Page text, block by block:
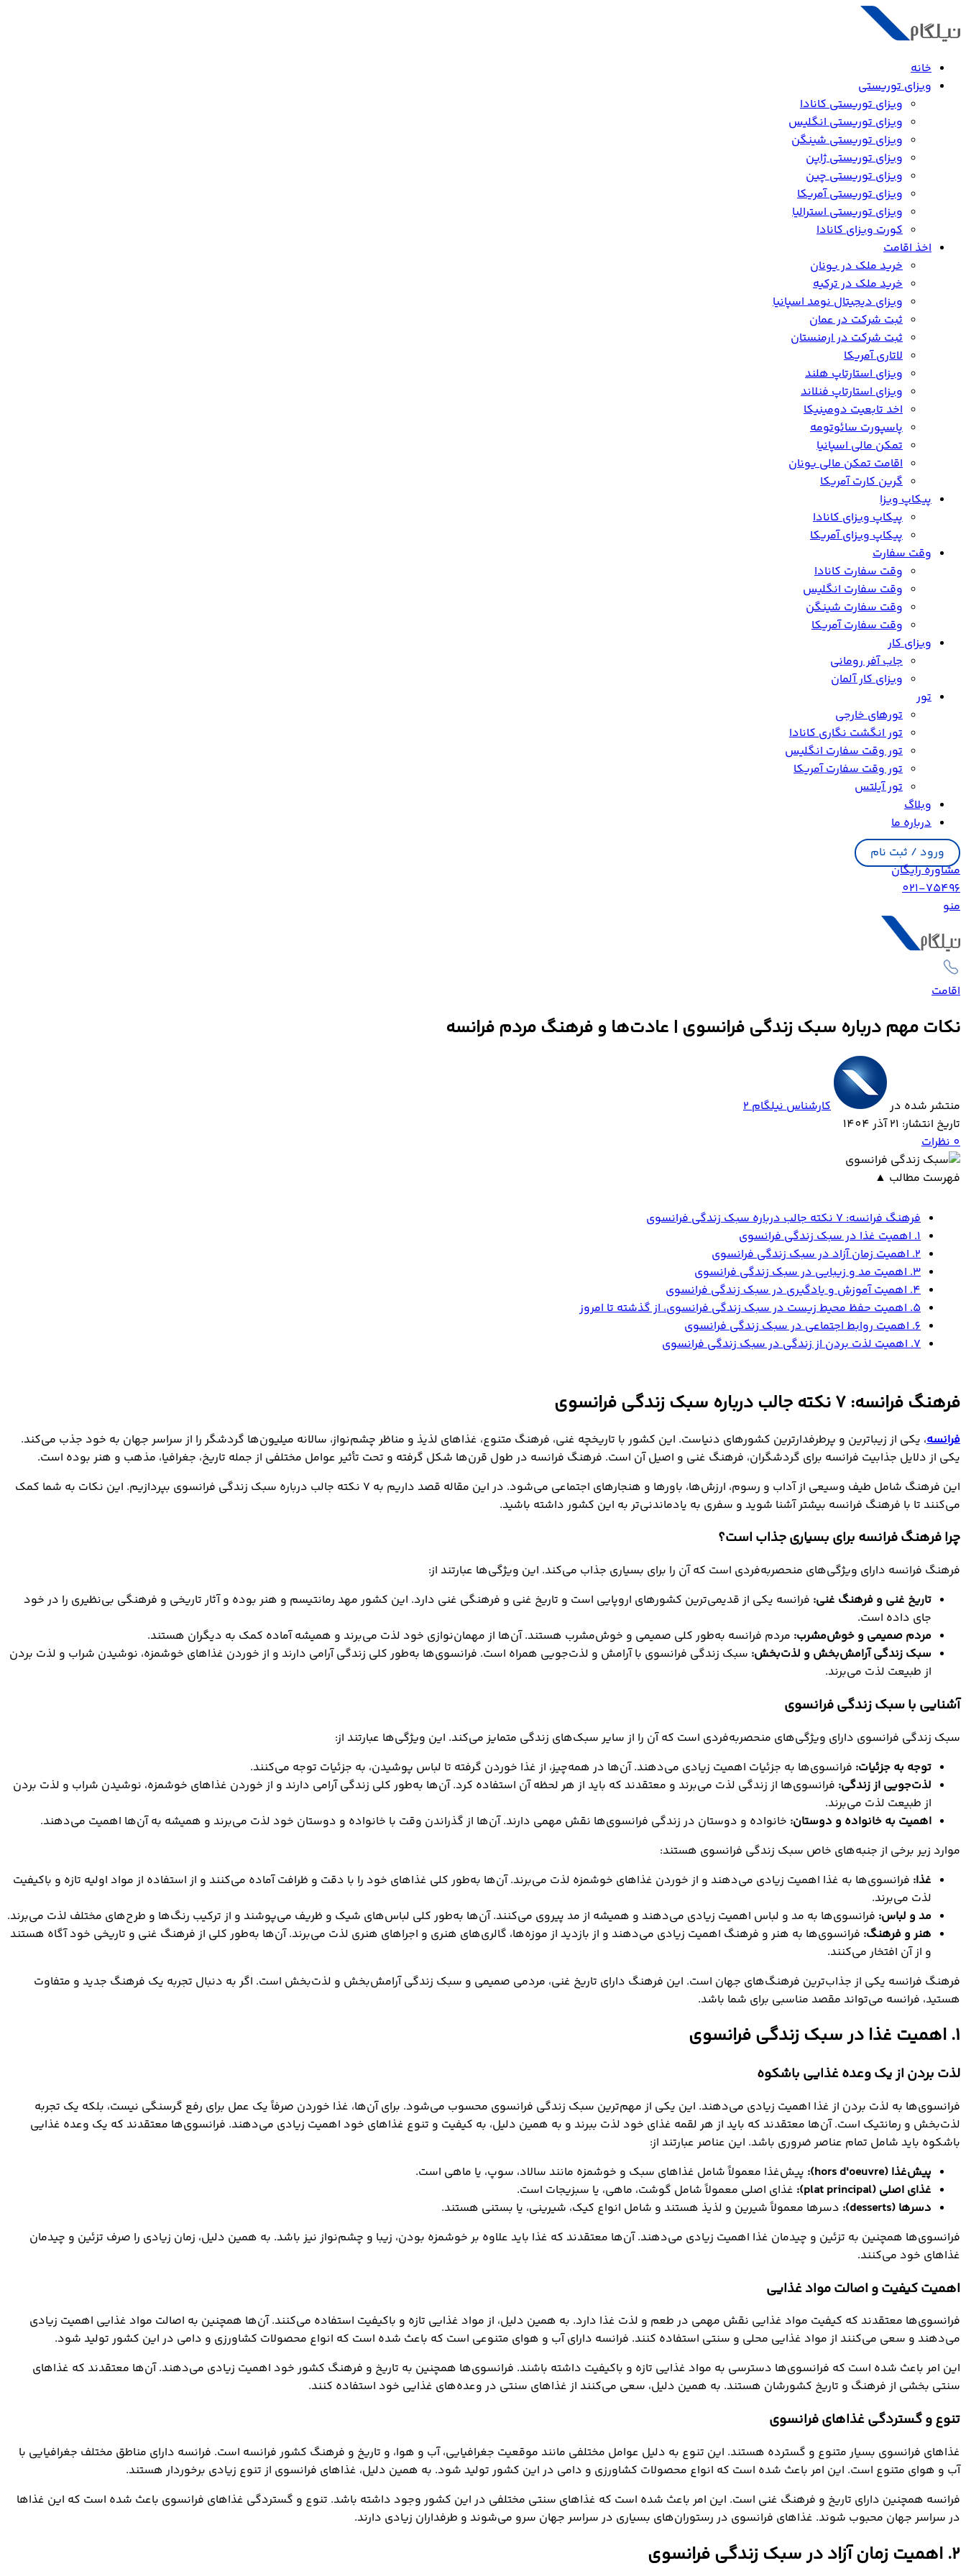
خانه
ویزای توریستی
ویزای توریستی کانادا
ویزای توریستی انگلیس
ویزای توریستی شینگن
ویزای توریستی ژاپن
ویزای توریستی چین
ویزای توریستی آمریکا
ویزای توریستی استرالیا
کورت ویزای کانادا
اخذ اقامت
خرید ملک در یونان
خرید ملک در ترکیه
ویزای دیجیتال نومد اسپانیا
ثبت شرکت در عمان
ثبت شرکت در ارمنستان
لاتاری آمریکا
ویزای استارتاپ هلند
ویزای استارتاپ فنلاند
اخد تابعیت دومینیکا
پاسپورت سائوتومه
تمکن مالی اسپانیا
اقامت تمکن مالی یونان
گرین کارت آمریکا
پیکاپ ویزا
پیکاپ ویزای کانادا
پیکاپ ویزای آمریکا
وقت سفارت
وقت سفارت کانادا
وقت سفارت انگلیس
وقت سفارت شینگن
وقت سفارت آمریکا
ویزای کار
جاب آفر رومانی
ویزای کار آلمان
تور
تورهای خارجی
تور انگشت نگاری کانادا
تور وقت سفارت انگلیس
تور وقت سفارت آمریکا
تور آیلتس
وبلاگ
درباره ما
ورود / ثبت نام
مشاوره رایگان
021-75496
منو
اقامت
نکات مهم درباره سبک زندگی فرانسوی | عادت‌ها و فرهنگ مردم فرانسه
منتشر شده در
کارشناس نیلگام 2
تاریخ انتشار: 21 آذر 1404
0نظرات
فهرست مطالب ▲
‌‌‌‌‌فرهنگ فرانسه: 7 نکته جالب درباره سبک زندگی فرانسوی
1. اهمیت غذا در سبک زندگی فرانسوی
2. اهمیت زمان آزاد در سبک زندگی فرانسوی
3. اهمیت مد و زیبایی در سبک زندگی فرانسوی
4. اهمیت آموزش و یادگیری در سبک زندگی فرانسوی
5. اهمیت حفظ محیط زیست در سبک زندگی فرانسوی، از گذشته تا امروز
6. اهمیت روابط اجتماعی در سبک زندگی فرانسوی
7. اهمیت لذت بردن از زندگی در سبک زندگی فرانسوی
‌‌‌‌‌فرهنگ فرانسه: 7 نکته جالب درباره سبک زندگی فرانسوی
فرانسه، یکی از زیباترین و پرطرفدارترین کشورهای دنیاست. این کشور با تاریخچه غنی، فرهنگ متنوع، غذاهای لذیذ و مناظر چشم‌نواز، سالانه میلیون‌ها گردشگر را از سراسر جهان به خود جذب می‌کند.
یکی از دلایل جذابیت فرانسه برای گردشگران، فرهنگ غنی و اصیل آن است. فرهنگ فرانسه در طول قرن‌ها شکل گرفته و تحت تأثیر عوامل مختلفی از جمله تاریخ، جغرافیا، مذهب و هنر بوده است.
این فرهنگ شامل طیف وسیعی از آداب و رسوم، ارزش‌ها، باورها و هنجارهای اجتماعی می‌شود. در این مقاله قصد داریم به 7 نکته جالب درباره سبک زندگی فرانسوی بپردازیم. این نکات به شما کمک
می‌کنند تا با فرهنگ فرانسه بیشتر آشنا شوید و سفری به یادماندنی‌تر به این کشور داشته باشید.
چرا فرهنگ فرانسه برای بسیاری جذاب است؟
فرهنگ فرانسه دارای ویژگی‌های منحصربه‌فردی است که آن را برای بسیاری جذاب می‌کند. این ویژگی‌ها عبارتند از:
تاریخ غنی و فرهنگ غنی: فرانسه یکی از قدیمی‌ترین کشورهای اروپایی است و تاریخ غنی و فرهنگی غنی دارد. این کشور مهد رمانتیسم و هنر بوده و آثار تاریخی و فرهنگی بی‌نظیری را در خود
جای داده است.
مردم صمیمی و خوش‌مشرب: مردم فرانسه به‌طور کلی صمیمی و خوش‌مشرب هستند. آن‌ها از مهمان‌نوازی خود لذت می‌برند و همیشه آماده کمک به دیگران هستند.
سبک زندگی آرامش‌بخش و لذت‌بخش: سبک زندگی فرانسوی با آرامش و لذت‌جویی همراه است. فرانسوی‌ها به‌طور کلی زندگی آرامی دارند و از خوردن غذاهای خوشمزه، نوشیدن شراب و لذت بردن
از طبیعت لذت می‌برند.
آشنایی با سبک زندگی فرانسوی
سبک زندگی فرانسوی دارای ویژگی‌های منحصربه‌فردی است که آن را از سایر سبک‌های زندگی متمایز می‌کند. این ویژگی‌ها عبارتند از:
توجه به جزئیات: فرانسوی‌ها به جزئیات اهمیت زیادی می‌دهند. آن‌ها در همه‌چیز، از غذا خوردن گرفته تا لباس پوشیدن، به جزئیات توجه می‌کنند.
لذت‌جویی از زندگی: فرانسوی‌ها از زندگی لذت می‌برند و معتقدند که باید از هر لحظه آن استفاده کرد. آن‌ها به‌طور کلی زندگی آرامی دارند و از خوردن غذاهای خوشمزه، نوشیدن شراب و لذت بردن
از طبیعت لذت می‌برند.
اهمیت به خانواده و دوستان: خانواده و دوستان در زندگی فرانسوی‌ها نقش مهمی دارند. آن‌ها از گذراندن وقت با خانواده و دوستان خود لذت می‌برند و همیشه به آن‌ها اهمیت می‌دهند.
موارد زیر برخی از جنبه‌های خاص سبک زندگی فرانسوی هستند:
غذا: فرانسوی‌ها به غذا اهمیت زیادی می‌دهند و از خوردن غذاهای خوشمزه لذت می‌برند. آن‌ها به‌طور کلی غذاهای خود را با دقت و ظرافت آماده می‌کنند و از استفاده از مواد اولیه تازه و باکیفیت
لذت می‌برند.
مد و لباس: فرانسوی‌ها به مد و لباس اهمیت زیادی می‌دهند و همیشه از مد پیروی می‌کنند. آن‌ها به‌طور کلی لباس‌های شیک و ظریف می‌پوشند و از ترکیب رنگ‌ها و طرح‌های مختلف لذت می‌برند.
هنر و فرهنگ: فرانسوی‌ها به هنر و فرهنگ اهمیت زیادی می‌دهند و از بازدید از موزه‌ها، گالری‌های هنری و اجراهای هنری لذت می‌برند. آن‌ها به‌طور کلی از فرهنگ غنی و تاریخی خود آگاه هستند
و از آن افتخار می‌کنند.
فرهنگ فرانسه یکی از جذاب‌ترین فرهنگ‌های جهان است. این فرهنگ دارای تاریخ غنی، مردمی صمیمی و سبک زندگی آرامش‌بخش و لذت‌بخش است. اگر به‌ دنبال تجربه یک فرهنگ جدید و متفاوت
هستید، فرانسه می‌تواند مقصد مناسبی برای شما باشد.
1. اهمیت غذا در سبک زندگی فرانسوی
لذت بردن از یک وعده غذایی باشکوه
فرانسوی‌ها به لذت بردن از غذا اهمیت زیادی می‌دهند. این یکی از مهم‌ترین سبک زندگی فرانسوی محسوب می‌شود. برای آن‌ها، غذا خوردن صرفاً یک عمل برای رفع گرسنگی نیست، بلکه یک تجربه
لذت‌بخش و رمانتیک است. آن‌ها معتقدند که باید از هر لقمه غذای خود لذت ببرند و به همین دلیل، به کیفیت و تنوع غذاهای خود اهمیت زیادی می‌دهند. فرانسوی‌ها معتقدند که یک وعده غذایی
باشکوه باید شامل تمام عناصر ضروری باشد. این عناصر عبارتند از:
پیش‌غذا (hors d'oeuvre
): پیش‌غذا معمولاً شامل غذاهای سبک و خوشمزه مانند سالاد، سوپ، یا ماهی است.
غذای اصلی (plat principal
): غذای اصلی معمولاً شامل گوشت، ماهی، یا سبزیجات است.
دسرها (desserts
): دسرها معمولاً شیرین و لذیذ هستند و شامل انواع کیک، شیرینی، یا بستنی هستند.
فرانسوی‌ها همچنین به تزئین و چیدمان غذا اهمیت زیادی می‌دهند. آن‌ها معتقدند که غذا باید علاوه بر خوشمزه بودن، زیبا و چشم‌نواز نیز باشد. به همین دلیل، زمان زیادی را صرف تزئین و چیدمان
غذاهای خود می‌کنند.
اهمیت کیفیت و اصالت مواد غذایی
فرانسوی‌ها معتقدند که کیفیت مواد غذایی نقش مهمی در طعم و لذت غذا دارد. به همین دلیل، از مواد غذایی تازه و باکیفیت استفاده می‌کنند. آن‌ها همچنین به اصالت مواد غذایی اهمیت زیادی
می‌دهند و سعی می‌کنند از مواد غذایی محلی و سنتی استفاده کنند. فرانسه دارای آب و هوای متنوعی است که باعث شده است که انواع محصولات کشاورزی و دامی در این کشور تولید شود.
این امر باعث شده است که فرانسوی‌ها دسترسی به مواد غذایی تازه و باکیفیت داشته باشند. فرانسوی‌ها همچنین به تاریخ و فرهنگ کشور خود اهمیت زیادی می‌دهند. آن‌ها معتقدند که غذاهای
سنتی بخشی از فرهنگ و تاریخ کشورشان هستند. به همین دلیل، سعی می‌کنند از غذاهای سنتی در وعده‌های غذایی خود استفاده کنند.
تنوع و گستردگی غذاهای فرانسوی
غذاهای فرانسوی بسیار متنوع و گسترده هستند. این تنوع به دلیل عوامل مختلفی مانند موقعیت جغرافیایی، آب و هوا، و تاریخ و فرهنگ کشور فرانسه است. فرانسه دارای مناطق مختلف جغرافیایی با
آب و هوای متنوع است. این امر باعث شده است که انواع محصولات کشاورزی و دامی در این کشور تولید شود. به همین دلیل، غذاهای فرانسوی از تنوع زیادی برخوردار هستند.
فرانسه همچنین دارای تاریخ و فرهنگ غنی است. این امر باعث شده است که غذاهای سنتی مختلفی در این کشور وجود داشته باشد. تنوع و گستردگی غذاهای فرانسوی باعث شده است که این غذاها
در سراسر جهان محبوب شوند. غذاهای فرانسوی در رستوران‌های بسیاری در سراسر جهان سرو می‌شوند و طرفداران زیادی دارند.
2. اهمیت زمان آزاد در سبک زندگی فرانسوی